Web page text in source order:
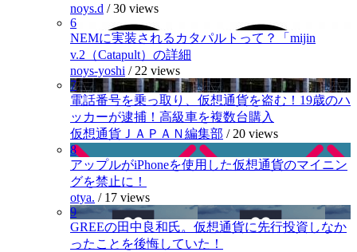
noys.d /30 views
6
NEMに実装されるカタパルトって？「mijin
v.2（Catapult）の詳細
noys-yoshi / 22 views
7
電話番号を乗っ取り、仮想通貨を盗む！19歳のハ
ッカーが逮捕！高級車を複数台購入
仮想通貨ＪＡＰＡＮ編集部 / 20 views
8
アップルがiPhoneを使用した仮想通貨のマイニン
グを禁止に！
otya. / 17 views
9
GREEの田中良和氏。仮想通貨に先行投資しなか
ったことを後悔していた！